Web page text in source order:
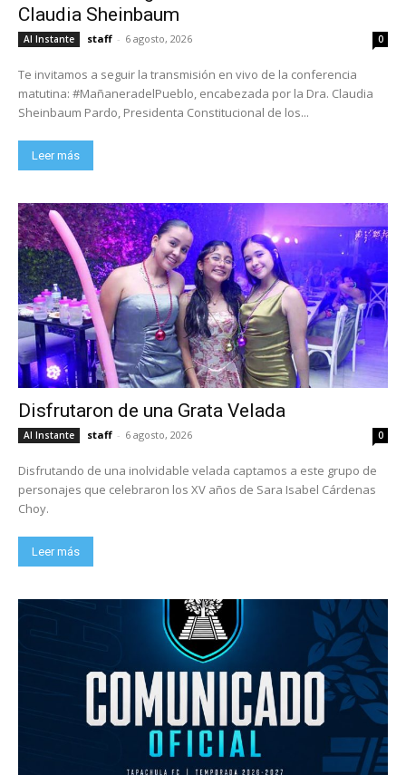
Claudia Sheinbaum
Al Instante staff - 6 agosto, 2026 0
Te invitamos a seguir la transmisión en vivo de la conferencia
matutina: #MañaneradelPueblo, encabezada por la Dra. Claudia
Sheinbaum Pardo, Presidenta Constitucional de los...
Leer más
Disfrutaron de una Grata Velada
Al Instante staff - 6 agosto, 2026 0
Disfrutando de una inolvidable velada captamos a este grupo de
personajes que celebraron los XV años de Sara Isabel Cárdenas
Choy.
Leer más